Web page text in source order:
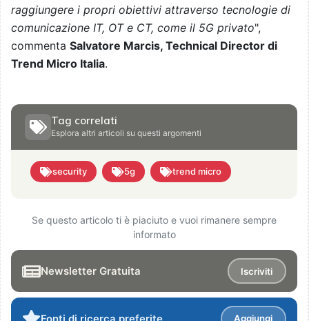
raggiungere i propri obiettivi attraverso tecnologie di
comunicazione IT, OT e CT, come il 5G privato",
commenta Salvatore Marcis, Technical Director di
Trend Micro Italia.
Tag correlati
Esplora altri articoli su questi argomenti
security 5g trend micro
Se questo articolo ti è piaciuto e vuoi rimanere sempre
informato
Newsletter Gratuita Iscriviti
Aggiungi